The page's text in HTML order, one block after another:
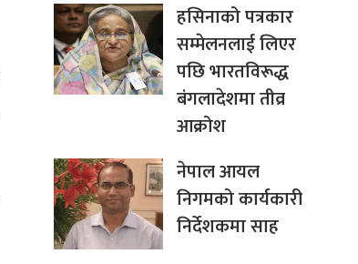
हसिनाको पत्रकार
सम्मेलनलाई लिएर
पछि भारतविरूद्ध
बंगलादेशमा तीव्र
आक्रोश
नेपाल आयल
निगमको कार्यकारी
निर्देशकमा साह